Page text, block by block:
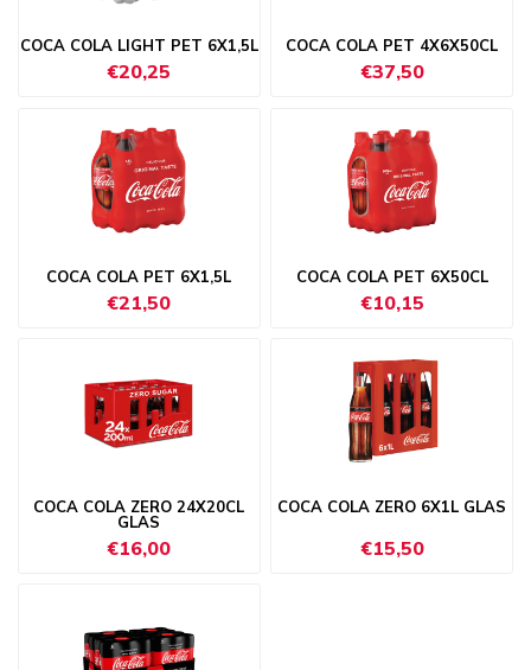
COCA COLA LIGHT PET 6X1,5L
€20,25
COCA COLA PET 4X6X50CL
€37,50
COCA COLA PET 6X1,5L
€21,50
COCA COLA PET 6X50CL
€10,15
COCA COLA ZERO 24X20CL
GLAS
€16,00
COCA COLA ZERO 6X1L GLAS
€15,50